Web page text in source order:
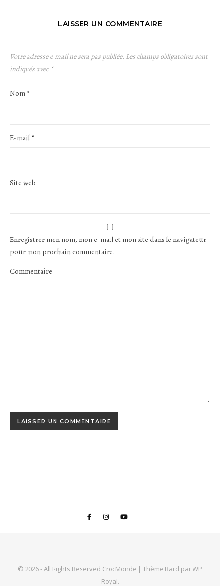
LAISSER UN COMMENTAIRE
Votre adresse e-mail ne sera pas publiée. Les champs obligatoires sont
indiqués avec *
Nom *
E-mail *
Site web
Enregistrer mon nom, mon e-mail et mon site dans le navigateur
pour mon prochain commentaire.
Commentaire
© 2026 - All Rights Reserved CrocMonde | Thème Bard parWP
Royal.